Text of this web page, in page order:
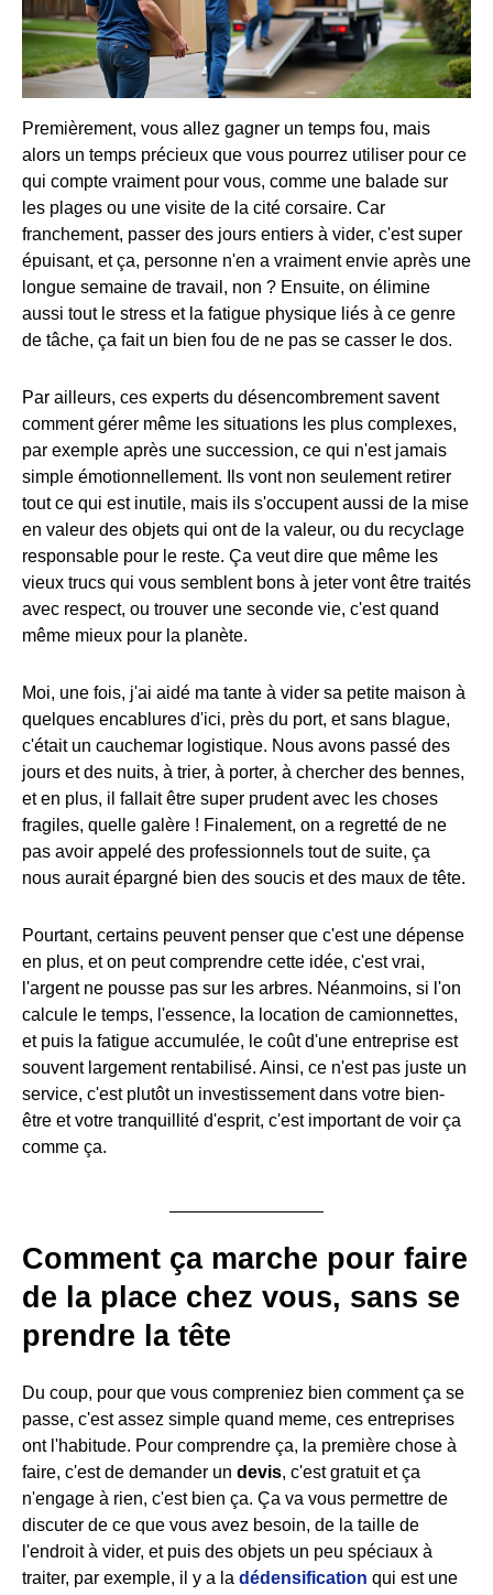
Premièrement, vous allez gagner un temps fou, mais
alors un temps précieux que vous pourrez utiliser pour ce
qui compte vraiment pour vous, comme une balade sur
les plages ou une visite de la cité corsaire. Car
franchement, passer des jours entiers à vider, c'est super
épuisant, et ça, personne n'en a vraiment envie après une
longue semaine de travail, non ? Ensuite, on élimine
aussi tout le stress et la fatigue physique liés à ce genre
de tâche, ça fait un bien fou de ne pas se casser le dos.
Par ailleurs, ces experts du désencombrement savent
comment gérer même les situations les plus complexes,
par exemple après une succession, ce qui n'est jamais
simple émotionnellement. Ils vont non seulement retirer
tout ce qui est inutile, mais ils s'occupent aussi de la mise
en valeur des objets qui ont de la valeur, ou du recyclage
responsable pour le reste. Ça veut dire que même les
vieux trucs qui vous semblent bons à jeter vont être traités
avec respect, ou trouver une seconde vie, c'est quand
même mieux pour la planète.
Moi, une fois, j'ai aidé ma tante à vider sa petite maison à
quelques encablures d'ici, près du port, et sans blague,
c'était un cauchemar logistique. Nous avons passé des
jours et des nuits, à trier, à porter, à chercher des bennes,
et en plus, il fallait être super prudent avec les choses
fragiles, quelle galère ! Finalement, on a regretté de ne
pas avoir appelé des professionnels tout de suite, ça
nous aurait épargné bien des soucis et des maux de tête.
Pourtant, certains peuvent penser que c'est une dépense
en plus, et on peut comprendre cette idée, c'est vrai,
l'argent ne pousse pas sur les arbres. Néanmoins, si l'on
calcule le temps, l'essence, la location de camionnettes,
et puis la fatigue accumulée, le coût d'une entreprise est
souvent largement rentabilisé. Ainsi, ce n'est pas juste un
service, c'est plutôt un investissement dans votre bien-
être et votre tranquillité d'esprit, c'est important de voir ça
comme ça.
Comment ça marche pour faire
de la place chez vous, sans se
prendre la tête
Du coup, pour que vous compreniez bien comment ça se
passe, c'est assez simple quand meme, ces entreprises
ont l'habitude. Pour comprendre ça, la première chose à
faire, c'est de demander un devis, c'est gratuit et ça
n'engage à rien, c'est bien ça. Ça va vous permettre de
discuter de ce que vous avez besoin, de la taille de
l'endroit à vider, et puis des objets un peu spéciaux à
traiter, par exemple, il y a la dédensification qui est une